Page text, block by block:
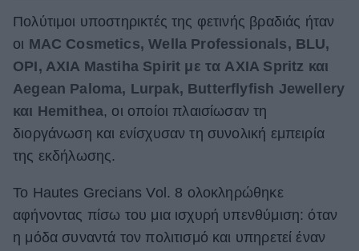
Πολύτιμοι υποστηρικτές της φετινής βραδιάς ήταν
οι MAC Cosmetics, Wella Professionals, BLU,
OPI, AXIA Mastiha Spirit με τα AXIA Spritz και
Aegean Paloma, Lurpak, Butterflyfish Jewellery
και Hemithea, οι οποίοι πλαισίωσαν τη
διοργάνωση και ενίσχυσαν τη συνολική εμπειρία
της εκδήλωσης.
Το Hautes Grecians Vol. 8 ολοκληρώθηκε
αφήνοντας πίσω του μια ισχυρή υπενθύμιση: όταν
η μόδα συναντά τον πολιτισμό και υπηρετεί έναν